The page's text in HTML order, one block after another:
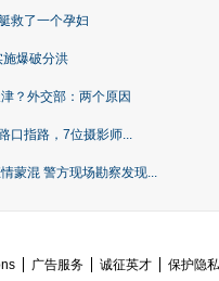
救了一个孕妇
爆破分洪
？外交部：两个原因
口指路，7位摄影师...
蒙混 警方现场勘察发现...
广告服务 诚征英才
保护隐